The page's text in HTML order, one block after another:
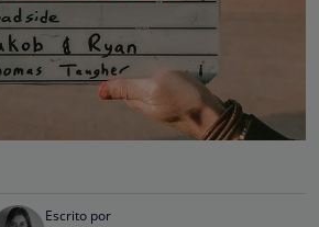
Escrito por